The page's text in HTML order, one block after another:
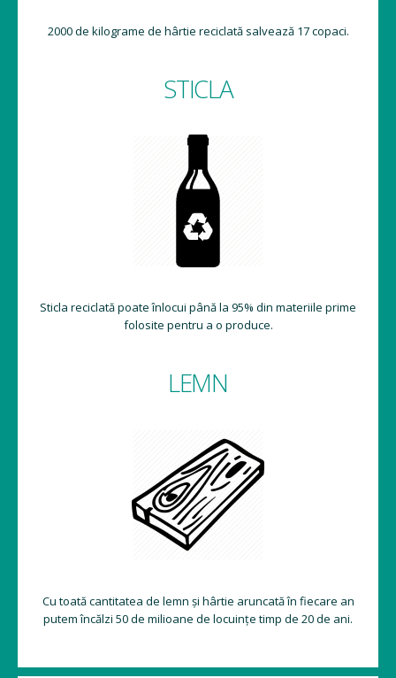
2000 de kilograme de hârtie reciclată salvează 17 copaci.
STICLA
Sticla reciclată poate înlocui până la 95% din materiile prime
folosite pentru a o produce.
LEMN
Cu toată cantitatea de lemn și hârtie aruncată în fiecare an
putem încălzi 50 de milioane de locuințe timp de 20 de ani.